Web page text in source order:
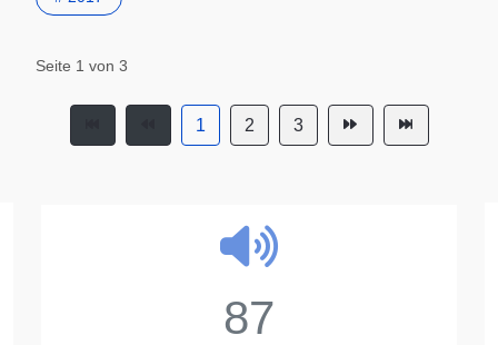
Seite 1 von 3
1 2 3
23